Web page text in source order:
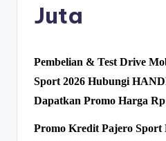
si
Juta
Pembelian & Test Drive
Sport 2026 Hubungi
Dapatkan Promo Harga Rp
Promo Kredit Pajero